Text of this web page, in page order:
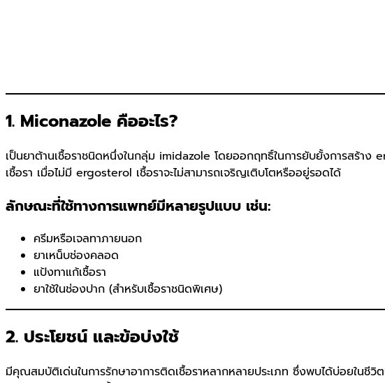
1. Miconazole คืออะไร?
เป็นยาต้านเชื้อราชนิดหนึ่งในกลุ่ม imidazole โดยออกฤทธิ์ในการยับยั้งการสร้า
เชื้อรา เมื่อไม่มี ergosterol เชื้อราจะไม่สามารถเจริญเติบโตหรืออยู่รอดได้
ลักษณะที่ใช้ทางการแพทย์มีหลายรูปแบบ เช่น:
ครีมหรือเจลทาภายนอก
ยาเหน็บช่องคลอด
แป้งทาแก้เชื้อรา
ยาใช้ในช่องปาก (สำหรับเชื้อราชนิดพิเศษ)
2. ประโยชน์ และข้อบ่งใช้
มีคุณสมบัติเด่นในการรักษาอาการติดเชื้อราหลากหลายประเภท ซึ่งพบได้บ่อยในชี